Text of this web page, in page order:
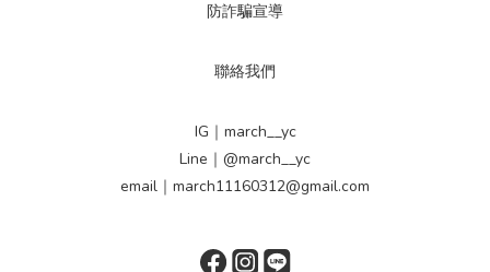
防詐騙宣導
聯絡我們
IG｜march__yc
Line｜@march__yc
email｜march11160312@gmail.com